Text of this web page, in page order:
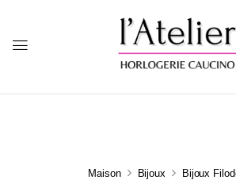
Maison Bijoux Bijoux